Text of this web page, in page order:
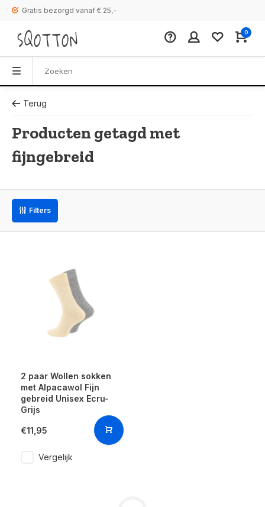
Gratis bezorgd vanaf € 25,-
0
Terug
Producten getagd met
fijngebreid
Filters
2 paar Wollen sokken
met Alpacawol Fijn
gebreid Unisex Ecru-
Grijs
€11,95
Vergelijk